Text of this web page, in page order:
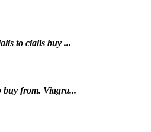
to cialis buy ...
buy from. Viagra...